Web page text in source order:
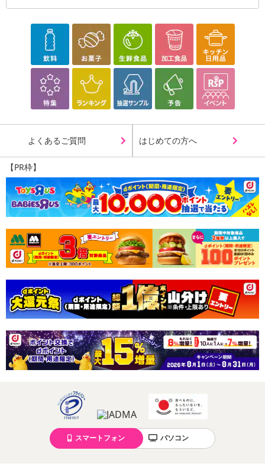
よくあるご質問 はじめての方へ
【PR枠】
スマートフォン パソコン